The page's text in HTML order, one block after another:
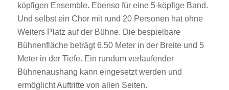
köpfigen Ensemble. Ebenso für eine 5-köpfige Band.
Und selbst ein Chor mit rund 20 Personen hat ohne
Weiters Platz auf der Bühne. Die bespielbare
Bühnenfläche beträgt 6,50 Meter in der Breite und 5
Meter in der Tiefe. Ein rundum verlaufender
Bühnenaushang kann eingesetzt werden und
ermöglicht Auftritte von allen Seiten.